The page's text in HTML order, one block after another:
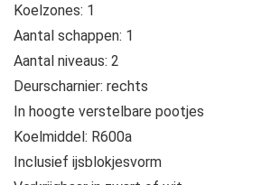
Koelzones: 1
Aantal schappen: 1
Aantal niveaus: 2
Deurscharnier: rechts
In hoogte verstelbare pootjes
Koelmiddel: R600a
Inclusief ijsblokjesvorm